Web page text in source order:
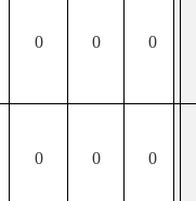
0 0 0
0 0 0